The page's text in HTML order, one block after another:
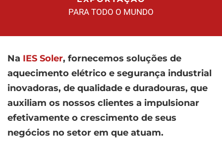
PARA TODO O MUNDO
Na IES Soler, fornecemos soluções de
aquecimento elétrico e segurança industrial
inovadoras, de qualidade e duradouras, que
auxiliam os nossos clientes a impulsionar
efetivamente o crescimento de seus
negócios no setor em que atuam.